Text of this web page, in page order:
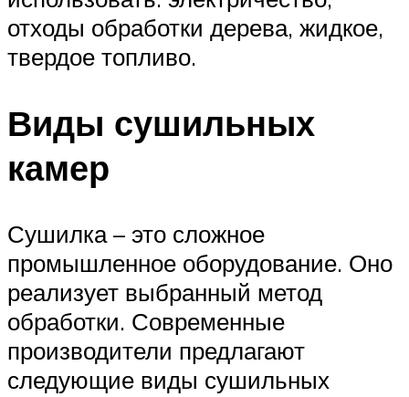
отходы обработки дерева, жидкое,
твердое топливо.
Виды сушильных
камер
Сушилка – это сложное
промышленное оборудование. Оно
реализует выбранный метод
обработки. Современные
производители предлагают
следующие виды сушильных